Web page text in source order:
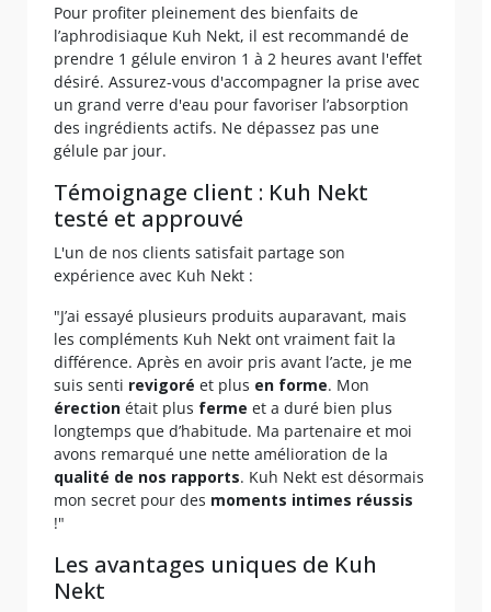
Pour profiter pleinement des bienfaits de
l’aphrodisiaque Kuh Nekt, il est recommandé de
prendre 1 gélule environ 1 à 2 heures avant l'effet
désiré. Assurez-vous d'accompagner la prise avec
un grand verre d'eau pour favoriser l’absorption
des ingrédients actifs. Ne dépassez pas une
gélule par jour.
Témoignage client : Kuh Nekt
testé et approuvé
L'un de nos clients satisfait partage son
expérience avec Kuh Nekt :
"J’ai essayé plusieurs produits auparavant, mais
les compléments Kuh Nekt ont vraiment fait la
différence. Après en avoir pris avant l’acte, je me
suis senti revigoré et plus en forme. Mon
érection était plus ferme et a duré bien plus
longtemps que d’habitude. Ma partenaire et moi
avons remarqué une nette amélioration de la
qualité de nos rapports. Kuh Nekt est désormais
mon secret pour des moments intimes réussis
!"
Les avantages uniques de Kuh
Nekt